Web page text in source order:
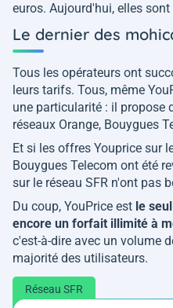
euros. Aujourd'hui, elles
Le dernier des
Tous les opérateurs ont
leurs tarifs. Tous, même
une particularité : il propose
réseaux Orange, Bouygues
Et si les offres Youprice sur
Bouygues Telecom ont été
sur le réseau SFR n'ont pas
Du coup, YouPrice est le
encore un forfait illimité à
c'est-à-dire avec un volume
majorité des utilisateurs.
Réseau SFR